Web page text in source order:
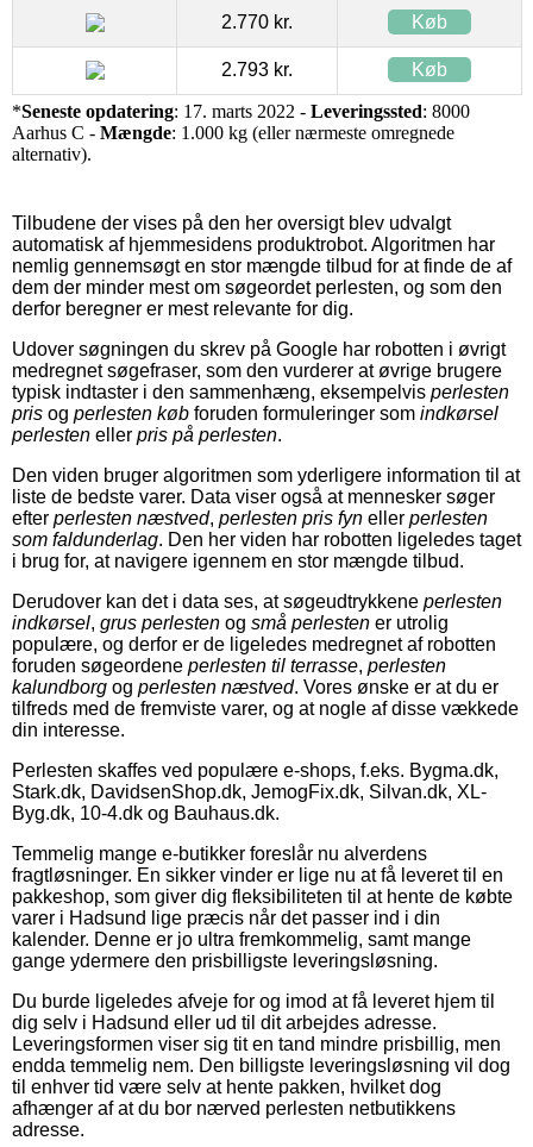
2.770 kr. Køb
2.793 kr. Køb
*Seneste opdatering: 17. marts 2022 - Leveringssted: 8000
Aarhus C - Mængde: 1.000 kg (eller nærmeste omregnede
alternativ).
Tilbudene der vises på den her oversigt blev udvalgt
automatisk af hjemmesidens produktrobot. Algoritmen har
nemlig gennemsøgt en stor mængde tilbud for at finde de af
dem der minder mest om søgeordet perlesten, og som den
derfor beregner er mest relevante for dig.
Udover søgningen du skrev på Google har robotten i øvrigt
medregnet søgefraser, som den vurderer at øvrige brugere
typisk indtaster i den sammenhæng, eksempelvis perlesten
pris og perlesten køb foruden formuleringer som indkørsel
perlesten eller pris på perlesten.
Den viden bruger algoritmen som yderligere information til at
liste de bedste varer. Data viser også at mennesker søger
efter perlesten næstved, perlesten pris fyn eller perlesten
som faldunderlag. Den her viden har robotten ligeledes taget
i brug for, at navigere igennem en stor mængde tilbud.
Derudover kan det i data ses, at søgeudtrykkene perlesten
indkørsel, grus perlesten og små perlesten er utrolig
populære, og derfor er de ligeledes medregnet af robotten
foruden søgeordene perlesten til terrasse, perlesten
kalundborg og perlesten næstved. Vores ønske er at du er
tilfreds med de fremviste varer, og at nogle af disse vækkede
din interesse.
Perlesten skaffes ved populære e-shops, f.eks. Bygma.dk,
Stark.dk, DavidsenShop.dk, JemogFix.dk, Silvan.dk, XL-
Byg.dk, 10-4.dk og Bauhaus.dk.
Temmelig mange e-butikker foreslår nu alverdens
fragtløsninger. En sikker vinder er lige nu at få leveret til en
pakkeshop, som giver dig fleksibiliteten til at hente de købte
varer i Hadsund lige præcis når det passer ind i din
kalender. Denne er jo ultra fremkommelig, samt mange
gange ydermere den prisbilligste leveringsløsning.
Du burde ligeledes afveje for og imod at få leveret hjem til
dig selv i Hadsund eller ud til dit arbejdes adresse.
Leveringsformen viser sig tit en tand mindre prisbillig, men
endda temmelig nem. Den billigste leveringsløsning vil dog
til enhver tid være selv at hente pakken, hvilket dog
afhænger af at du bor nærved perlesten netbutikkens
adresse.